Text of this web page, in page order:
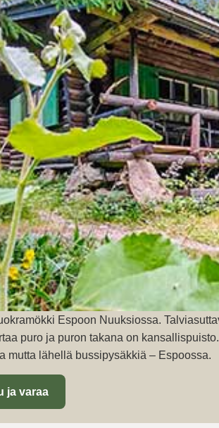
Espoon Nuuksiossa.
puro ja puron takana on
mutta lähellä bussipysäkkiä – Espoossa.
ja varaa